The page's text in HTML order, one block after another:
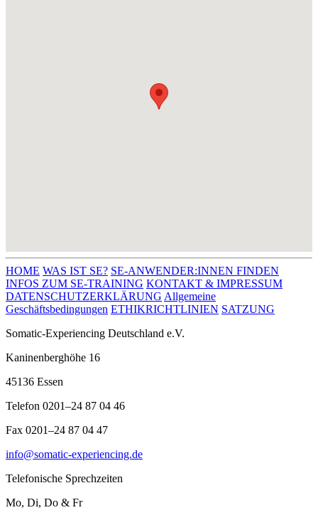
HOME WAS IST SE? SE-ANWENDER:INNEN FINDEN
INFOS ZUM SE-TRAINING KONTAKT & IMPRESSUM
DATENSCHUTZERKLÄRUNG Allgemeine
Geschäftsbedingungen ETHIKRICHTLINIEN SATZUNG
Somatic-Experiencing Deutschland e.V.
Kaninenberghöhe 16
45136 Essen
Telefon 0201–24 87 04 46
Fax 0201–24 87 04 47
info@somatic-experiencing.de
Telefonische Sprechzeiten
Mo, Di, Do & Fr